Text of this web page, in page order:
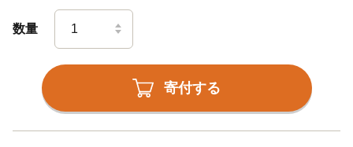
数量
寄付する